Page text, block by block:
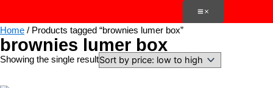
to
content
Home / Products tagged “brownies lumer box”
brownies lumer box
Showing the single result